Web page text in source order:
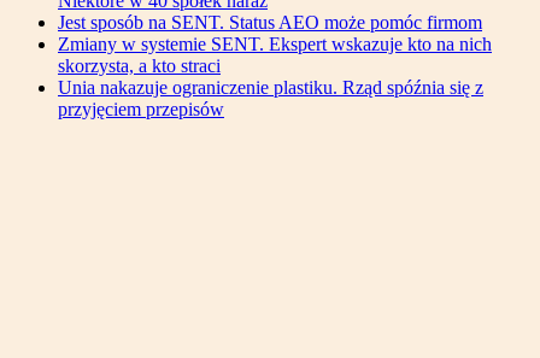
Jest sposób na SENT. Status AEO może pomóc firmom
Zmiany w systemie SENT. Ekspert wskazuje kto na nich
skorzysta, a kto straci
Unia nakazuje ograniczenie plastiku. Rząd spóźnia się z
przyjęciem przepisów